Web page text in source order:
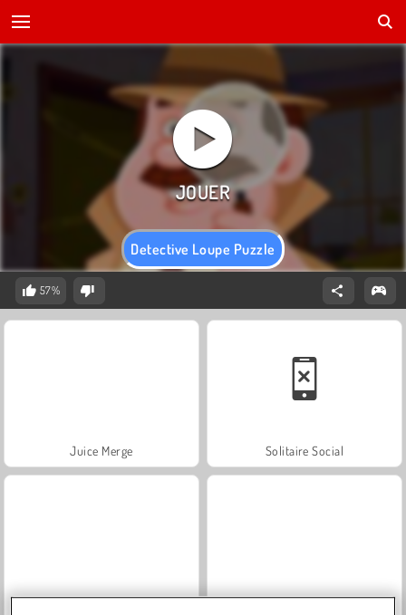
Detective Loupe Puzzle
57%
Juice Merge Solitaire Social